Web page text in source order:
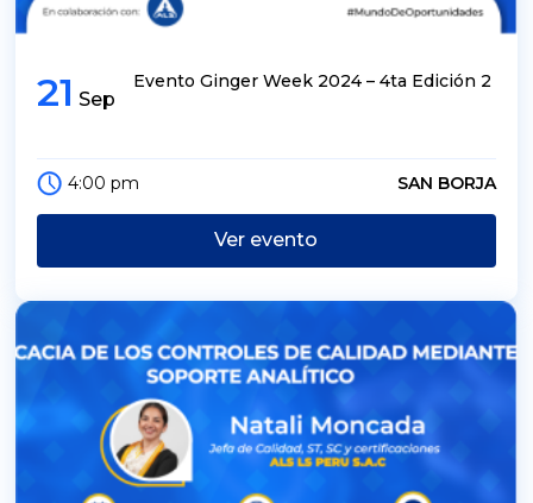
21 Sep
Evento Ginger Week 2024 – 4ta Edición 2
4:00 pm SAN BORJA
Ver evento